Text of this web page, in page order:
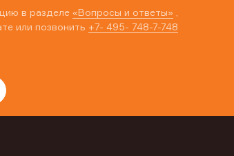
в разделе «Вопросы и ответы»
или позвонить +7- 495- 748-7-748